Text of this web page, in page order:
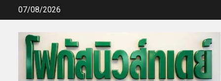
07/08/2026